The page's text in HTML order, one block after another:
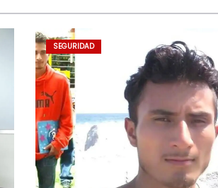
SEGURIDAD